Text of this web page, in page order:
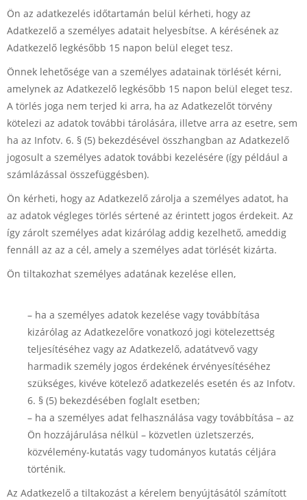
Ön az adatkezelés időtartamán belül kérheti, hogy az
Adatkezelő a személyes adatait helyesbítse. A kérésének az
Adatkezelő legkésőbb 15 napon belül eleget tesz.
Önnek lehetősége van a személyes adatainak törlését kérni,
amelynek az Adatkezelő legkésőbb 15 napon belül eleget tesz.
A törlés joga nem terjed ki arra, ha az Adatkezelőt törvény
kötelezi az adatok további tárolására, illetve arra az esetre, sem
ha az Infotv. 6. § (5) bekezdésével összhangban az Adatkezelő
jogosult a személyes adatok további kezelésére (így például a
számlázással összefüggésben).
Ön kérheti, hogy az Adatkezelő zárolja a személyes adatot, ha
az adatok végleges törlés sértené az érintett jogos érdekeit. Az
így zárolt személyes adat kizárólag addig kezelhető, ameddig
fennáll az az a cél, amely a személyes adat törlését kizárta.
Ön tiltakozhat személyes adatának kezelése ellen,
– ha a személyes adatok kezelése vagy továbbítása
kizárólag az Adatkezelőre vonatkozó jogi kötelezettség
teljesítéséhez vagy az Adatkezelő, adatátvevő vagy
harmadik személy jogos érdekének érvényesítéséhez
szükséges, kivéve kötelező adatkezelés esetén és az Infotv.
6. § (5) bekezdésében foglalt esetben;
– ha a személyes adat felhasználása vagy továbbítása – az
Ön hozzájárulása nélkül – közvetlen üzletszerzés,
közvélemény-kutatás vagy tudományos kutatás céljára
történik.
Az Adatkezelő a tiltakozást a kérelem benyújtásától számított